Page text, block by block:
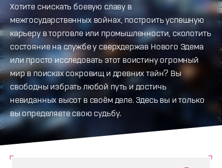
Хотите снискать боевую славу в
межгосударственных войнах, построить успешную
карьеру в торговле или промышленности, сколотить
состояние на службе у сверхдержав Нового Эдема
или просто исследовать этот воистину огромный
мир в поисках сокровищ и древних тайн? Вы
свободны избрать любой путь и достичь
невиданных высот в своём деле. Здесь вы и только
вы определяете свою судьбу.